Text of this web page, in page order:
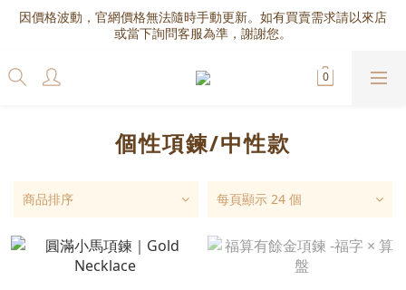
因價格波動，官網價格無法隨時手動更新。如有買賣需求請以來店
或當下詢問客服為準，謝謝您。
個性項鍊/中性款
商品排序 每頁顯示 24 個